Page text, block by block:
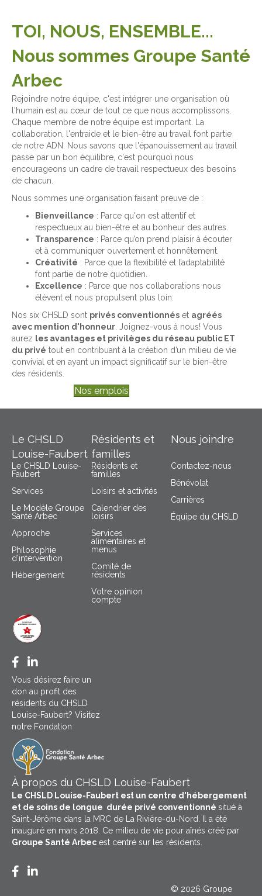
TOI, NOUS, ENSEMBLE...
Nous sommes Groupe Santé
Arbec
Rejoindre notre équipe, c'est intégrer une organisation où
l'humain est au cœur de tout ce que nous accomplissons.
Chaque membre de notre équipe est important. La
collaboration, l'entraide et le bien-être au travail font partie
de notre ADN. Nous savons que l'épanouissement au travail
passe par un bon équilibre, c'est pourquoi nous
encourageons un cadre de travail respectueux des besoins
de chacun.
Nous sommes une organisation faisant preuve de :
Bienveillance : Parce qu'on est attentif et
respectueux au bien-être et au bonheur des autres.
Transparence : Parce qu’on prend plaisir à écouter
et à communiquer ouvertement et honnêtement.
Créativité : Parce que la flexibilité et l’adaptabilité
font partie de notre quotidien.
Excellence : Parce que nos collaborations nous
élèvent et nous propulsent plus loin.
Nos six CHSLD sont privés conventionnés et agréés
avec mention d'honneur . Joignez-vous à nous! Vous
aurez les avantages et privilèges du réseau public ET
du privé tout en contribuant à la création d’un milieu de vie
convivial et en ayant un impact significatif sur le bien-être
des résidents.
Nos emplois
Le CHSLD
Louise-Faubert
Résidents et
familles
Nous joindre
Le CHSLD Louise-
Faubert
Services
Le Modèle Groupe
Santé Arbec
Approche
Philosophie
d’intervention
Hébergement
Résidents et
familles
Loisirs et activités
Calendrier des
loisirs
Services
alimentaires et
menus
Comité de
résidents
Votre opinion
compte
Contactez-nous
Bénévolat
Carrières
Équipe du CHSLD
Facebook CHSLD Louise-Faubert
LinkedIn Groupe Santé Arbec
Vous désirez faire un
don au profit des
résidents du CHSLD
Louise-Faubert? Visitez
notre Fondation
À propos du CHSLD Louise-Faubert
Le CHSLD Louise-Faubert est un centre d'hébergement
et de soins de longue durée privé conventionné situé à
Saint-Jérôme dans la MRC de La Rivière-du-Nord. Il a été
inauguré en mars 2018. Ce milieu de vie pour aînés créé par
Groupe Santé Arbec est centré sur les résidents.
Facebook CHSLD Louise-Faubert
LinkedIn Groupe Santé Arbec
© 2026 Groupe